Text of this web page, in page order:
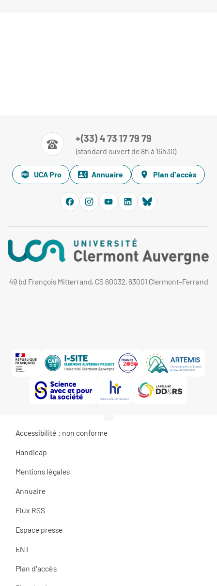
+(33) 4 73 17 79 79
(standard ouvert de 8h à 16h30)
UCA Pro Annuaire Plan d'accès
49 bd François Mitterrand, CS 60032, 63001 Clermont-Ferrand
Accessibilité : non conforme
Handicap
Mentions légales
Annuaire
Flux RSS
Espace presse
ENT
Plan d'accès